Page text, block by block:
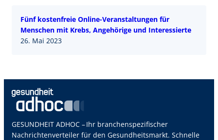
Fünf kostenfreie Online-Veranstaltungen für
Menschen mit Krebs, Angehörige und Interessierte
26. Mai 2023
GESUNDHEIT ADHOC – Ihr branchenspezifischer
Nachrichtenverteiler für den Gesundheitsmarkt. Schnelle